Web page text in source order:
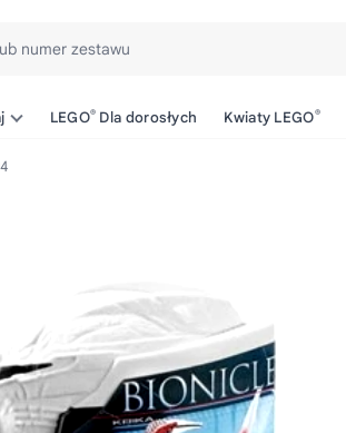
numer zestawu
LEGO® Dla dorosłych Kwiaty LEGO®